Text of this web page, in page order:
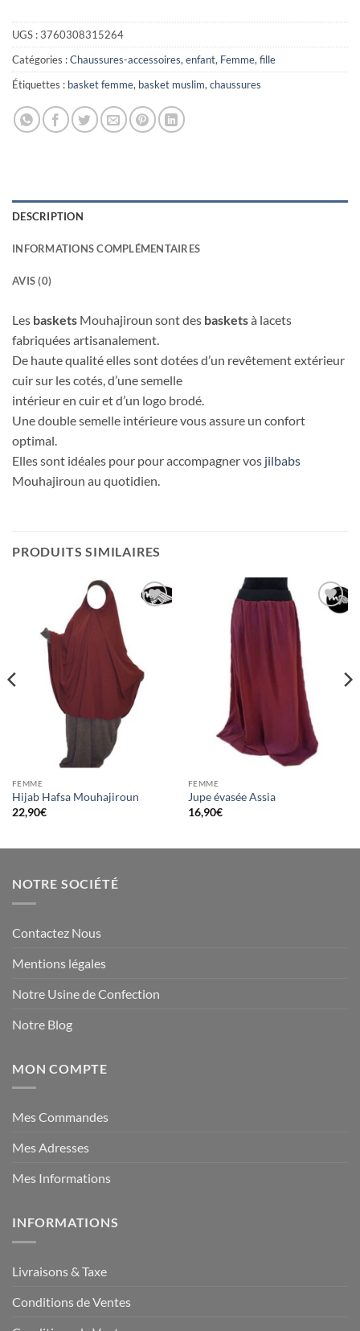
UGS :3760308315264
Catégories :Chaussures-accessoires, enfant, Femme, fille
Étiquettes : basket femme, basket muslim, chaussures
DESCRIPTION
INFORMATIONS COMPLÉMENTAIRES
AVIS (0)
Les baskets Mouhajiroun sont des basketsà lacets
fabriquées artisanalement.
De haute qualité elles sont dotées d’un revêtement extérieur
cuir sur les cotés, d’une semelle
intérieur en cuir et d’un logo brodé.
Une double semelle intérieure vous assure un confort
optimal.
Elles sont idéales pour pour accompagner vos jilbabs
Mouhajiroun au quotidien.
PRODUITS SIMILAIRES
FEMME
Hijab Hafsa Mouhajiroun
22,90€
FEMME
Jupe évasée Assia
16,90€
NOTRE SOCIÉTÉ
Contactez Nous
Mentions légales
Notre Usine de Confection
Notre Blog
MON COMPTE
Mes Commandes
Mes Adresses
Mes Informations
INFORMATIONS
Livraisons & Taxe
Conditions de Ventes